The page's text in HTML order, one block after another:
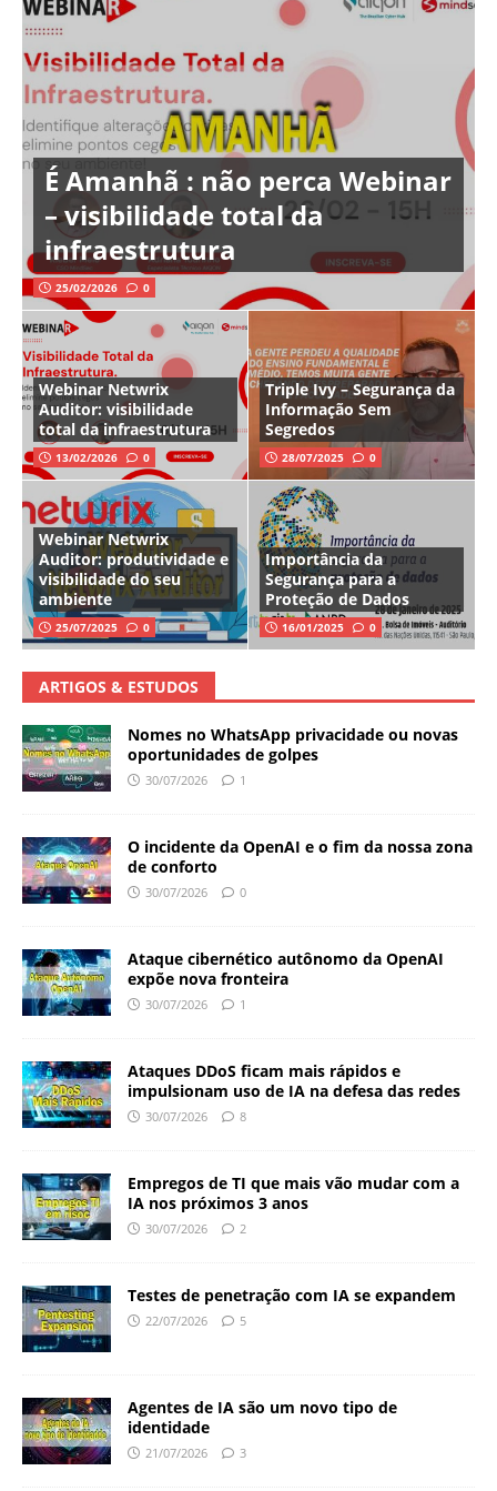
É Amanhã : não perca Webinar
– visibilidade total da
infraestrutura
25/02/2026 0
Webinar Netwrix
Auditor: visibilidade
total da infraestrutura
13/02/2026 0
Triple Ivy – Segurança da
Informação Sem
Segredos
28/07/2025 0
Webinar Netwrix
Auditor: produtividade e
visibilidade do seu
ambiente
25/07/2025 0
Importância da
Segurança para a
Proteção de Dados
16/01/2025 0
ARTIGOS & ESTUDOS
Nomes no WhatsApp privacidade ou novas
oportunidades de golpes
30/07/2026 1
O incidente da OpenAI e o fim da nossa zona
de conforto
30/07/2026 0
Ataque cibernético autônomo da OpenAI
expõe nova fronteira
30/07/2026 1
Ataques DDoS ficam mais rápidos e
impulsionam uso de IA na defesa das redes
30/07/2026 8
Empregos de TI que mais vão mudar com a
IA nos próximos 3 anos
30/07/2026 2
Testes de penetração com IA se expandem
22/07/2026 5
Agentes de IA são um novo tipo de
identidade
21/07/2026 3